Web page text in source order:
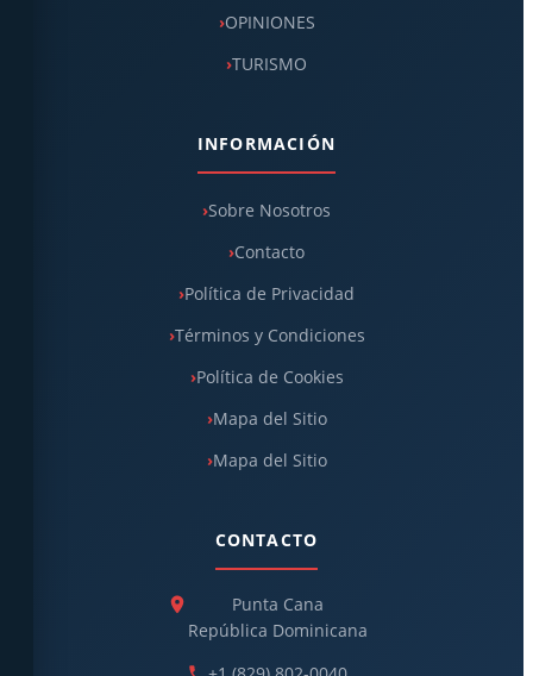
OPINIONES
TURISMO
INFORMACIÓN
Sobre Nosotros
Contacto
Política de Privacidad
Términos y Condiciones
Política de Cookies
Mapa del Sitio
Mapa del Sitio
CONTACTO
Punta Cana
República Dominicana